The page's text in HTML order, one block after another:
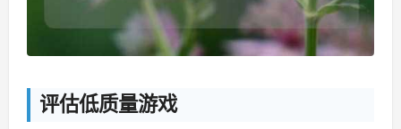
评估低质量游戏